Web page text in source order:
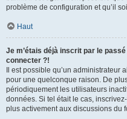
problème de configuration et qu’il
Haut
Je m’étais déjà inscrit par le
connecter ?!
Il est possible qu’un administrateur
pour une quelconque raison. De
périodiquement les utilisateurs
données. Si tel était le cas,
plus activement aux discussions du